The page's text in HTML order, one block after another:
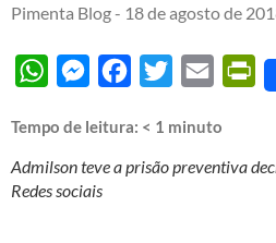
Pimenta Blog - 18 de agosto de
WhatsAppMessengerFacebook
Twitter Email
Tempo de leitura: < 1 minuto
Admilson teve a prisão preventiva
Redes sociais